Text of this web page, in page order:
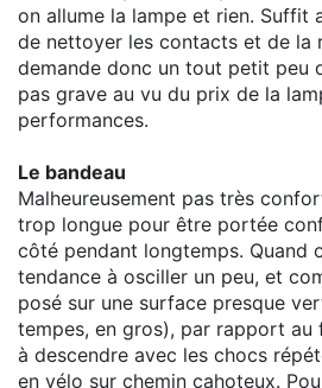
on allume la lampe et rien. Suffit
de nettoyer les contacts et de la
demande donc un tout petit peu
pas grave au vu du prix de la
performances.
Le bandeau
Malheureusement pas très
trop longue pour être portée
côté pendant longtemps. Quand
tendance à osciller un peu, et
posé sur une surface presque
tempes, en gros), par rapport au
à descendre avec les chocs
en vélo sur chemin cahoteux.